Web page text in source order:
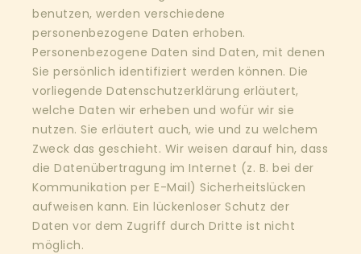
benutzen, werden verschiedene
personenbezogene Daten erhoben.
Personenbezogene Daten sind Daten, mit denen
Sie persönlich identifiziert werden können. Die
vorliegende Datenschutzerklärung erläutert,
welche Daten wir erheben und wofür wir sie
nutzen. Sie erläutert auch, wie und zu welchem
Zweck das geschieht. Wir weisen darauf hin, dass
die Datenübertragung im Internet (z. B. bei der
Kommunikation per E-Mail) Sicherheitslücken
aufweisen kann. Ein lückenloser Schutz der
Daten vor dem Zugriff durch Dritte ist nicht
möglich.